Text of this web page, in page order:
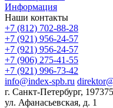
Информация
Наши контакты
+7 (812) 702-88-28
+7 (921) 956-24-57
+7 (921) 956-24-57
+7 (906) 275-41-55
+7 (921) 996-73-42
info@index-spb.ru
г. Санкт-Петербург,
ул. Афанасьевская, д. 1